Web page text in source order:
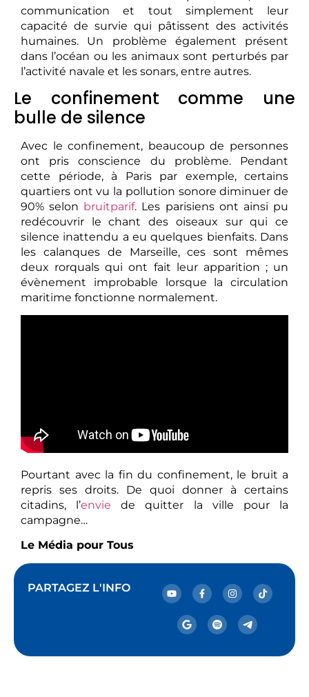
communication et tout simplement leur
capacité de survie qui pâtissent des activités
humaines. Un problème également présent
dans l’océan ou les animaux sont perturbés par
l’activité navale et les sonars, entre autres.
Le confinement comme une
bulle de silence
Avec le confinement, beaucoup de personnes
ont pris conscience du problème. Pendant
cette période, à Paris par exemple, certains
quartiers ont vu la pollution sonore diminuer de
90% selon bruitparif. Les parisiens ont ainsi pu
redécouvrir le chant des oiseaux sur qui ce
silence inattendu a eu quelques bienfaits. Dans
les calanques de Marseille, ces sont mêmes
deux rorquals qui ont fait leur apparition ; un
évènement improbable lorsque la circulation
maritime fonctionne normalement.
Pourtant avec la fin du confinement, le bruit a
repris ses droits. De quoi donner à certains
citadins, l’envie de quitter la ville pour la
campagne…
Le Média pour Tous
PARTAGEZ L'INFO